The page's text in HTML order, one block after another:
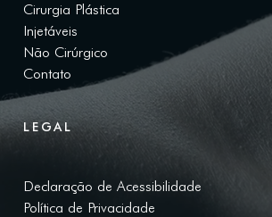
Cirurgia Plástica
Injetáveis
Não Cirúrgico
Contato
LEGAL
Declaração de Acessibilidade
Política de Privacidade